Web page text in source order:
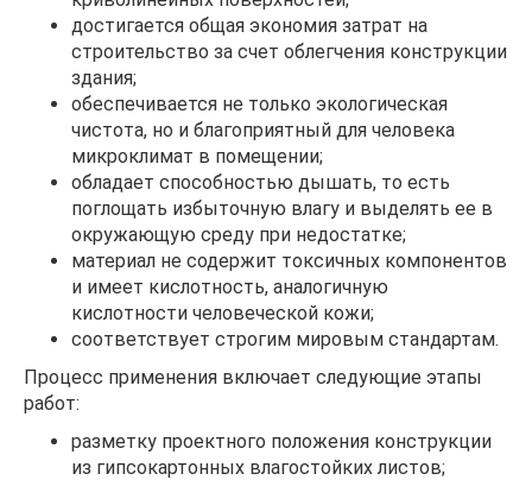
достигается общая экономия затрат на
строительство за счет облегчения конструкции
здания;
обеспечивается не только экологическая
чистота, но и благоприятный для человека
микроклимат в помещении;
обладает способностью дышать, то есть
поглощать избыточную влагу и выделять ее в
окружающую среду при недостатке;
материал не содержит токсичных компонентов
и имеет кислотность, аналогичную
кислотности человеческой кожи;
соответствует строгим мировым стандартам.
Процесс применения включает следующие этапы
работ:
разметку проектного положения конструкции
из гипсокартонных влагостойких листов;